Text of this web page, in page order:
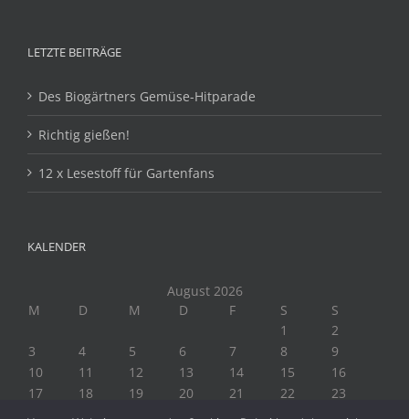
LETZTE BEITRÄGE
Des Biogärtners Gemüse-Hitparade
Richtig gießen!
12 x Lesestoff für Gartenfans
KALENDER
August 2026
M
D M D F S
S
1
2
3
4 5 6 7 8
9
10
11 12 13 14 15
16
17
18 19 20 21 22
23
24
25 27 28